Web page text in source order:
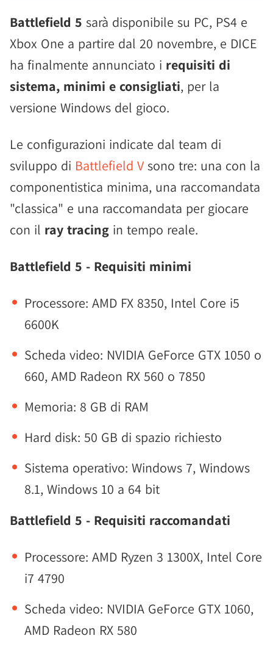
Battlefield 5 sarà disponibile su PC, PS4 e
Xbox One a partire dal 20 novembre, e DICE
ha finalmente annunciato i requisiti di
sistema, minimi e consigliati, per la
versione Windows del gioco.
Le configurazioni indicate dal team di
sviluppo di Battlefield V sono tre: una con la
componentistica minima, una raccomandata
"classica" e una raccomandata per giocare
con il ray tracing in tempo reale.
Battlefield 5 - Requisiti minimi
Processore: AMD FX 8350, Intel Core i5
6600K
Scheda video: NVIDIA GeForce GTX 1050 o
660, AMD Radeon RX 560 o 7850
Memoria: 8 GB di RAM
Hard disk: 50 GB di spazio richiesto
Sistema operativo: Windows 7, Windows
8.1, Windows 10 a 64 bit
Battlefield 5 - Requisiti raccomandati
Processore: AMD Ryzen 3 1300X, Intel Core
i7 4790
Scheda video: NVIDIA GeForce GTX 1060,
AMD Radeon RX 580